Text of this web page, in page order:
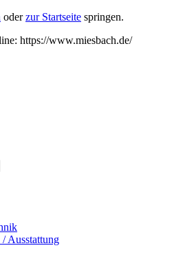
oderzur Startseite springen.
https://www.miesbach.de/
Ausstattung